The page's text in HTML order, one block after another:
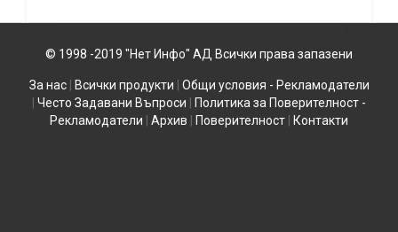
© 1998 -2019 "Нет Инфо" АД Всички права запазени
За нас| Всички продукти
Общи условия - Рекламодатели
Често Задавани Въпроси
Политика за Поверителност -
Рекламодатели
Архив Поверителност Контакти